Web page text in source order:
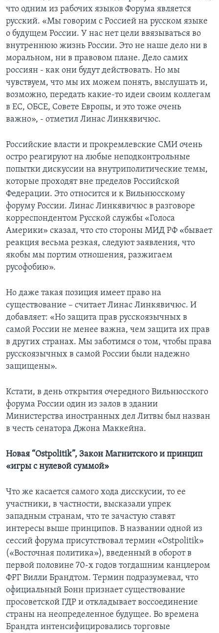
что одним из рабочих языков Форума является
русский. «Мы говорим с Россией на русском языке
о будущем России. У нас нет цели ввязываться во
внутреннюю жизнь России. Это не наше дело ни в
моральном, ни в правовом плане. Дело самих
россиян - как они будут действовать. Но мы
чувствуем, что мы их можем понять, выслушать и,
возможно, передать какие-то идеи своим коллегам
в ЕС, ОБСЕ, Совете Европы, и это тоже очень
важно», - отметил Линас Линкявичюс.
Российские власти и прокремлевские СМИ очень
остро реагируют на любые неподконтрольные
попытки дискуссии на внутриполитические темы,
которые проходят вне пределов Российской
Федерации. Это относится и к Вильнюсскому
форуму России. Линас Линкявичюс в разговоре
корреспондентом Русской службы «Голоса
Америки» сказал, что сто стороны МИД РФ «бывает
реакция весьма резкая, следуют заявления, что
якобы мы портим отношения, разжигаем
русофобию».
Но даже такая позиция имеет право на
существование – считает Линас Линкявичюс. И
добавляет: «Но защита прав русскоязычных в
самой России не менее важна, чем защита их прав
в других странах. Мы заботимся о том, чтобы права
русскоязычных в самой России были надежно
защищены».
Кстати, в день открытия очередного Вильнюсского
форума России один из залов в здании
Министерства иностранных дел Литвы был назван
в честь сенатора Джона Маккейна.
Новая “Ostpolitik”, Закон Магнитского и принцип
«игры с нулевой суммой»
Что же касается самого хода дисскусии, то ее
участники, в частности, высказали упрек
западным странам, что те зачастую ставят
интересы выше принципов. В названии одной из
сессий форума присутствовал термин «Ostpolitik»
(«Восточная политика»), введенный в оборот в
первой половине 70-х годов тогдашним канцлером
ФРГ Вилли Брандтом. Термин подразумевал, что
официальный Бонн признает существование
просоветской ГДР и откладывает воссоединение
страны на неопределенное будущее. Во времена
Брандта интенсифицировались торговые